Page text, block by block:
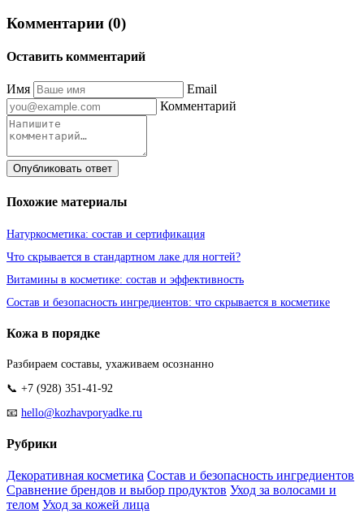
Комментарии (0)
Оставить комментарий
Имя
Email
Комментарий
Опубликовать ответ
Похожие материалы
Натуркосметика: состав и сертификация
Что скрывается в стандартном лаке для ногтей?
Витамины в косметике: состав и эффективность
Состав и безопасность ингредиентов: что скрывается в косметике
Кожа в порядке
Разбираем составы, ухаживаем осознанно
📞 +7 (928) 351-41-92
📧 hello@kozhavporyadke.ru
Рубрики
Декоративная косметика Состав и безопасность ингредиентов
Сравнение брендов и выбор продуктов Уход за волосами и
телом Уход за кожей лица